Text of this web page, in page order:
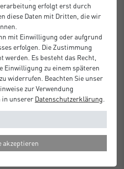
cm (A4)
Farbe: Silber Matt
der Beschreibung, kamen perfekt
hervorragende Qualität der
erfolgt erst durch
diese Daten mit Dritten, die wir
mit Einwilligung oder aufgrund
erfolgen. Die Zustimmung
Es besteht das Recht,
Einwilligung zu einem späteren
widerrufen. Beachten Sie unser
zur Verwendung
in unserer Daten­schutz­erklärung
akzeptieren